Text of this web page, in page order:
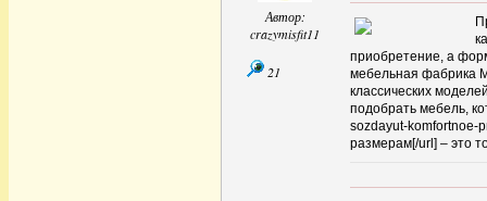
Автор:
crazymisfit11
21
приобретение, а
мебельная фабрика
классических
подобрать мебель,
sozdayut-komfortnoe-
размерам[/url] – это